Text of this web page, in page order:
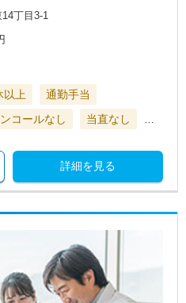
丁目3-1
以上
通勤手当
コールなし 当直なし
詳細を見る